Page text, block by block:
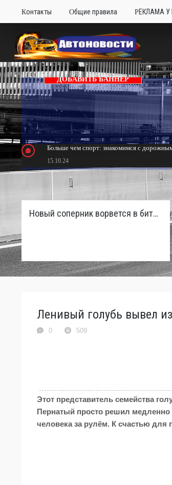
Контакты Общие правила РЕКЛАМА
ДОБАВИТЬ БАННЕР
Больше чем спорт: знакомимся с
15.10.24
Тюнинг Mitsubishi Eclipse. Самый
Новый соперник ворвется в битву пикапов: Sinotruk S7 с дизелем и 4×4 готовят к старту в России
Ленивый голубь вывел
0 509
Этот представитель семейства
Пернатый просто решил медленно
человека за рулём. К счастью для